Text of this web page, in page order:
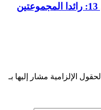
الرابطة الثانية للهواة /الجولة ال 13: رائدا المجموعتين
الحقول الإلزامية مشار إليها بـ